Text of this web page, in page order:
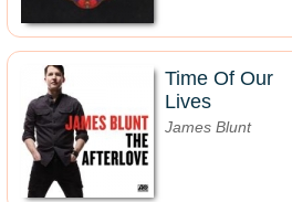
Time Of Our
Lives
James Blunt